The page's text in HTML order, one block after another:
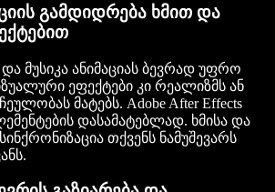
გამდიდრება ხმით და
მუსიკა ანიმაციას ბევრად უფრო
ეფექტები კი რეალიზმს ან
მატებს. Adobe After Effects
დასამატებლად. ხმისა და
თქვენს ნამუშევარს